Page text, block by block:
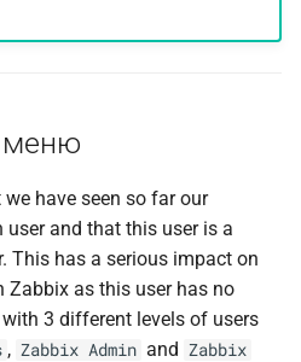
меню
have seen so far our
and that this user is a
This has a serious impact on
Zabbix as this user has no
3 different levels of users
, Zabbix Admin and Zabbix